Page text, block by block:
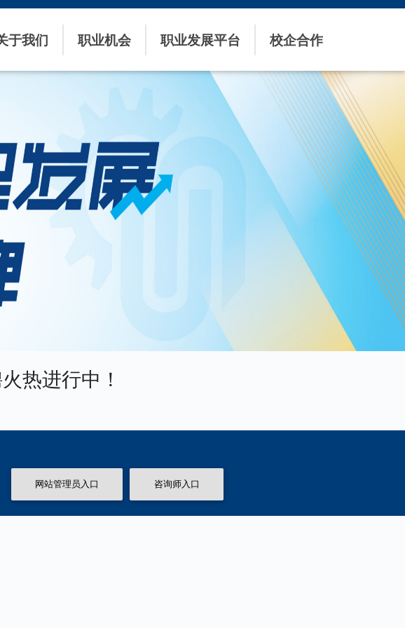
于我们 职业机会 职业发展平台 校企合作
热进行中！
网站管理员入口 咨询师入口